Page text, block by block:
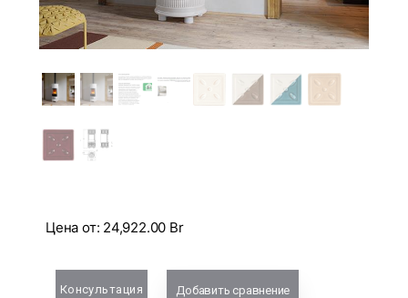
Цена от: 24,922.00 Br
Консультация Добавить сравнение